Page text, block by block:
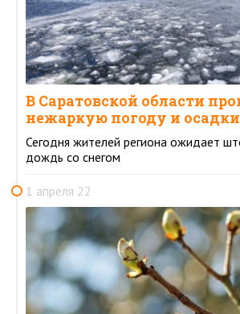
В Саратовской области
нежаркую погоду и осадки
Сегодня жителей региона ожидает
дождь со снегом
1 апреля 22